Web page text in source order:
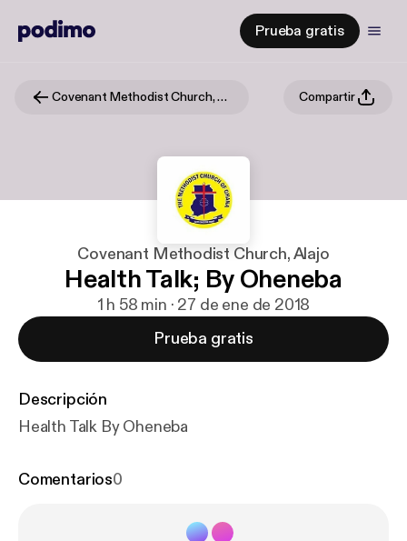
Prueba gratis
Covenant Methodist Church, Alajo Compartir
Covenant Methodist Church, Alajo
Health Talk; By Oheneba
1 h 58 min · 27 de ene de 2018
Prueba gratis
Descripción
Health Talk By Oheneba
Comentarios0